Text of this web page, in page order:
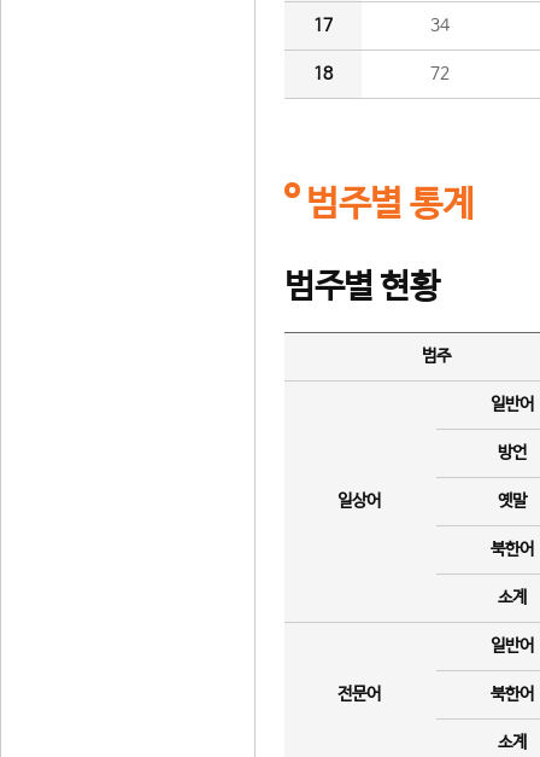
17 34
18 72
범주별 통계
범주별 현황
범주
일상어
일반어
방언
옛말
북한어
소계
전문어
일반어
북한어
소계